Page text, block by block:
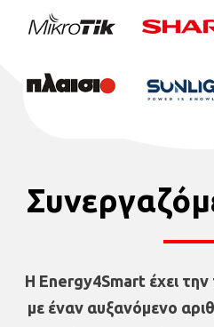
Η Energy4Smart έχει την
με έναν αυξανόμενο